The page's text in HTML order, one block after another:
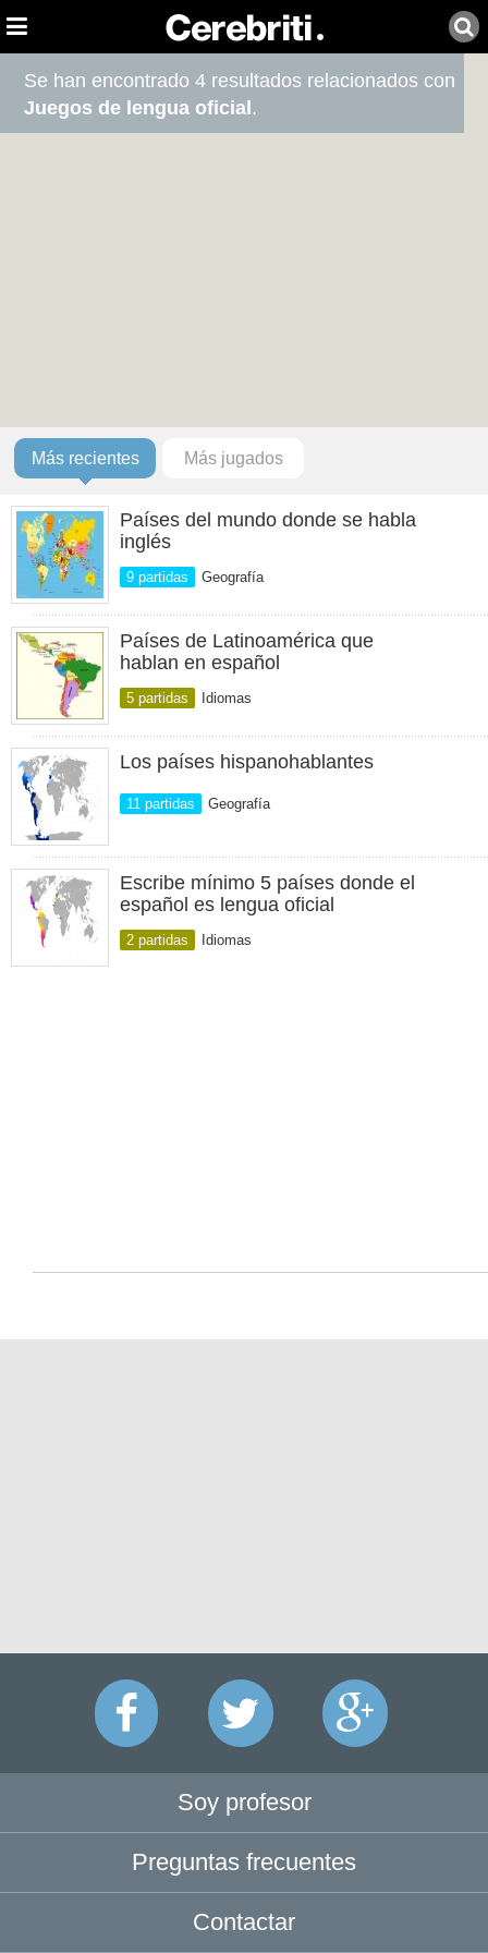
Se han encontrado 4 resultados relacionados con
Juegos de lengua oficial .
Más recientes Más jugados
Países del mundo donde se habla
inglés
9 partidas Geografía
Países de Latinoamérica que
hablan en español
5 partidas Idiomas
Los países hispanohablantes
11 partidas Geografía
Escribe mínimo 5 países donde el
español es lengua oficial
2 partidas Idiomas
Soy profesor
Preguntas frecuentes
Contactar